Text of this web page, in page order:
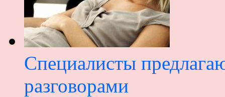
Специалисты
разговорами